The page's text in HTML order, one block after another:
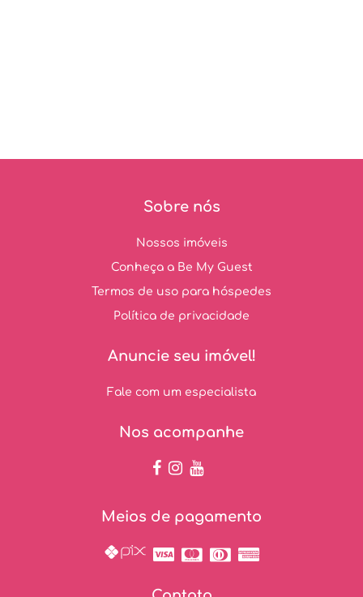
Sobre nós
Nossos imóveis
Conheça a Be My Guest
Termos de uso para hóspedes
Política de privacidade
Anuncie seu imóvel!
Fale com um especialista
Nos acompanhe
Meios de pagamento